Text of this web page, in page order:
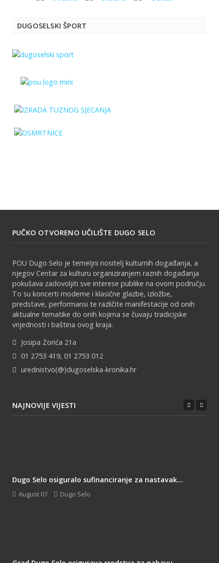
DUGOSELSKI ŠPORT
PUČKO OTVORENO UČILIŠTE DUGO SELO
POU Dugo Selo je temeljni nositelj kulturnih događanja, a
njegov Centar za kulturu organiziranjem raznih događanja
pokušava zadovoljiti sve interese publike na ovom području.
To su koncerti moderne i klasične glazbe, izložbe,
predstave, performansi te različite manifestacije od onih
aktualne tematike do onih kojima se čuvaju tradicijske
vrijednosti i baština ovog kraja.
Josipa Zorića 21a
01 2753 419, 01 2753 012
urednistvo(@)dugoselska-kronika.hr
NAJNOVIJE VIJESTI
Dugo Selo osiguralo sufinanciranje za nastavak...
August 07 Dugo Selo